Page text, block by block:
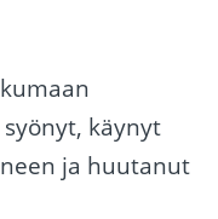
käynyt
ja huutanut